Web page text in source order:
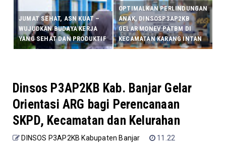
JUMAT SEHAT, ASN KUAT –
WUJUDKAN BUDAYA KERJA
YANG SEHAT DAN PRODUKTIF
OPTIMALKAN PERLINDUNGAN
ANAK, DINSOSP3AP2KB
GELAR MONEV PATBM DI
KECAMATAN KARANG INTAN
Dinsos P3AP2KB Kab. Banjar Gelar
Orientasi ARG bagi Perencanaan
SKPD, Kecamatan dan Kelurahan
DINSOS P3AP2KB Kabupaten Banjar 11.22